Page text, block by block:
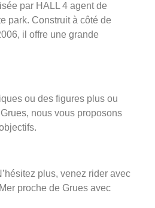
par HALL 4 agent de
park. Construit à côté de
il offre une grande
ou des figures plus ou
nous vous proposons
plus, venez rider avec
proche de Grues avec